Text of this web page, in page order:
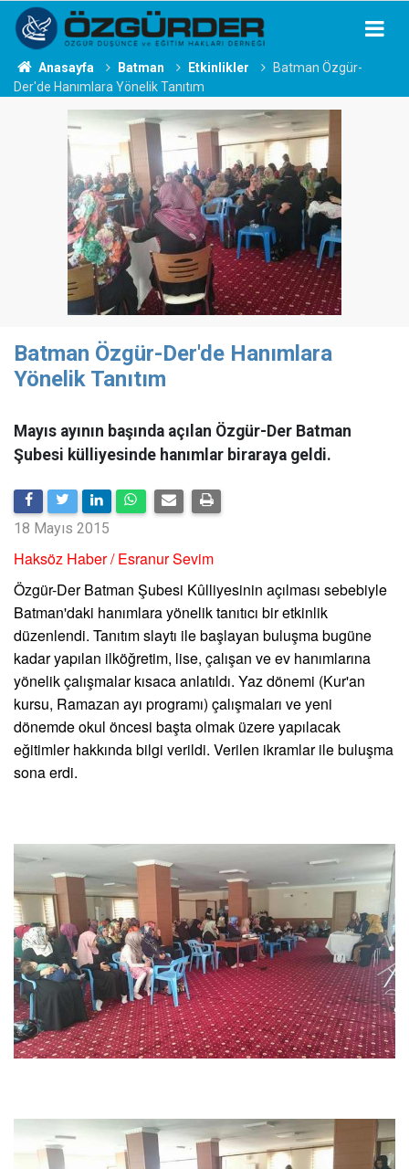
Anasayfa Batman Etkinlikler
Batman Özgür-
Der'de Hanımlara Yönelik Tanıtım
Batman Özgür-Der'de Hanımlara
Yönelik Tanıtım
Mayıs ayının başında açılan Özgür-Der Batman
Şubesi külliyesinde hanımlar biraraya geldi.
18 Mayıs 2015
Haksöz Haber / Esranur Sevim
Özgür-Der Batman Şubesi Kûlliyesinin açılması sebebiyle
Batman'daki hanımlara yönelik tanıtıcı bir etkinlik
düzenlendi. Tanıtım slaytı ile başlayan buluşma bugüne
kadar yapılan ilköğretim, lise, çalışan ve ev hanımlarına
yönelik çalışmalar kısaca anlatıldı. Yaz dönemi (Kur'an
kursu, Ramazan ayı programı) çalışmaları ve yeni
dönemde okul öncesi başta olmak üzere yapılacak
eğitimler hakkında bilgi verildi. Verilen ikramlar ile buluşma
sona erdi.